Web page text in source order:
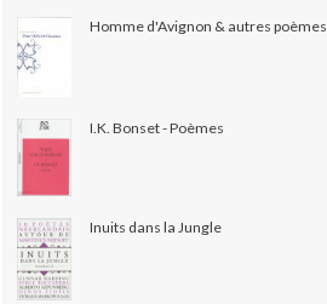
Homme d'Avignon & autres poèmes
I.K. Bonset - Poèmes
Inuits dans la Jungle